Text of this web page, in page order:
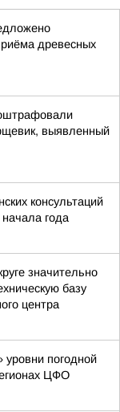
древесных
выявленный
консультаций
года
значительно
базу
центра
погодной
ЦФО